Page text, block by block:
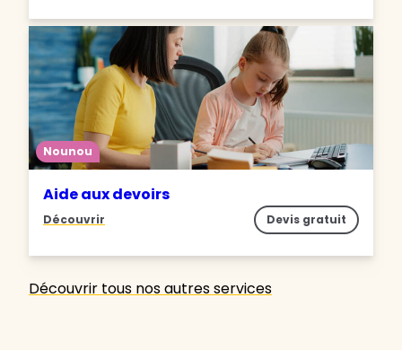
Nounou
Aide aux devoirs
Découvrir Devis gratuit
Découvrir tous nos autres services